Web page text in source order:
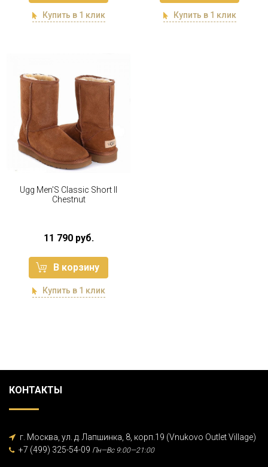
Купить в 1 клик Купить в 1 клик
Ugg Men'S Classic Short II
Chestnut
11 790 руб.
В корзину
Купить в 1 клик
КОНТАКТЫ
г. Москва, ул. д. Лапшинка, 8, корп.19 (Vnukovo Outlet Village)
+7 (499) 325-54-09 Пн—Вс 9:00—21:00